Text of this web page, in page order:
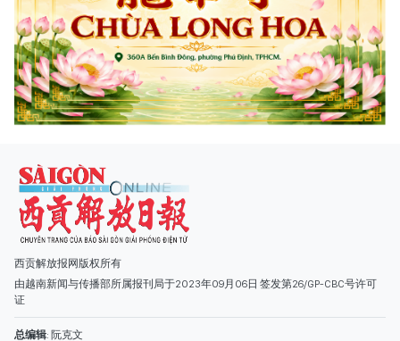
西贡解放报网版权所有
由越南新闻与传播部所属报刊局于2023年09月06日 签发第26/GP-CBC号许可
证
阮克强、陈嘉宝
主编: 阮玉英
社址: 胡志明市棋盘坊阮氏明开街432-434号
总台: (028) 39294091 - 转 060
电子信箱
广告部